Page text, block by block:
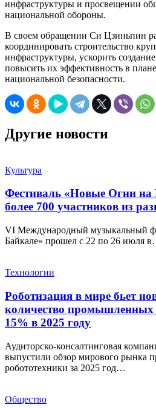
инфраструктуры и просвещении
национальной обороны.
В своем обращении Си Цзиньпин
координировать строительство
инфраструктуры, ускорить
повысить их эффективность в
национальной безопасности.
Другие новости
Культура
Фестиваль «Новые Огни на
более 700 участников из
VI Международный музыкальный
Байкале» прошел с 22 по 26 июля
Технологии
Роботизация в мире бьет
количество промышленных
15% в 2025 году
Аудиторско-консалтинговая
выпустили обзор мирового рынка
робототехники за 2025 год…
Общество